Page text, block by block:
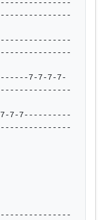
7-7-7-7-
7-7-7----------